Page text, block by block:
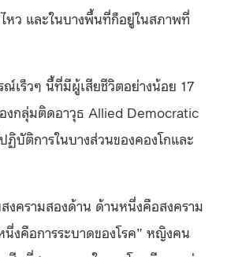
หว และในบางพื้นที่ก็อยู่ในสภาพที่
ณ์เร็วๆ นี้ที่มีผู้เสียชีวิตอย่างน้อย 17
งกลุ่มติดอาวุธ Allied Democratic
บัติการในบางส่วนของคองโกและ
สงครามสองด้าน ด้านหนึ่งคือสงคราม
งคือการระบาดของโรค” หญิงคน